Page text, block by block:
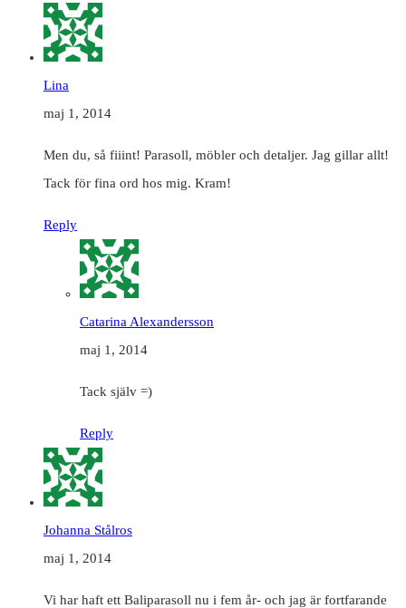
Lina
maj 1, 2014
Men du, så fiiint! Parasoll, möbler och detaljer. Jag gillar allt!
Tack för fina ord hos mig. Kram!
Reply
Catarina Alexandersson
maj 1, 2014
Tack själv =)
Reply
Johanna Stålros
maj 1, 2014
Vi har haft ett Baliparasoll nu i fem år- och jag är fortfarande